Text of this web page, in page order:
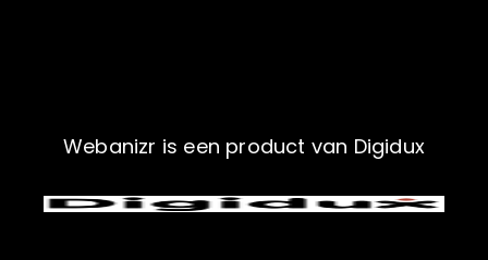
Webanizr is een product van Digidux